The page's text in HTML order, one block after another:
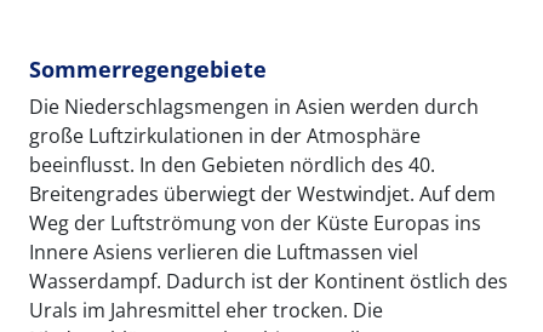
Sommerregengebiete
Die Niederschlagsmengen in Asien werden durch
große Luftzirkulationen in der Atmosphäre
beeinflusst. In den Gebieten nördlich des 40.
Breitengrades überwiegt der Westwindjet. Auf dem
Weg der Luftströmung von der Küste Europas ins
Innere Asiens verlieren die Luftmassen viel
Wasserdampf. Dadurch ist der Kontinent östlich des
Urals im Jahresmittel eher trocken. Die